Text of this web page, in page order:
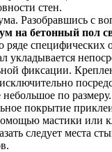
стен.
Разобравшись с
на бетонный пол
специфических
укладывается
фиксации.
по
покрытие
мастики или
следует места